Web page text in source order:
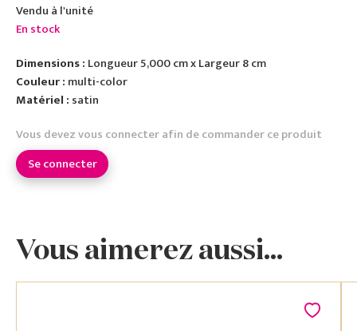
Vendu à l'unité
En stock
Dimensions : Longueur 5,000 cm x Largeur 8 cm
Couleur : multi-color
Matériel : satin
Vous devez vous connecter afin de commander ce produit
Se connecter
Vous aimerez aussi...